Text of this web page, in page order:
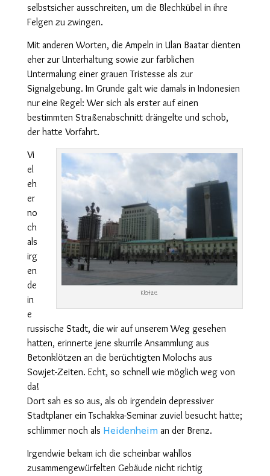
selbstsicher ausschreiten, um die Blechkübel in ihre
Felgen zu zwingen.
Mit anderen Worten, die Ampeln in Ulan Baatar dienten
eher zur Unterhaltung sowie zur farblichen
Untermalungeiner grauenTristesse als zur
Signalgebung. Im Grunde galtwie damals in Indonesien
nureine Regel: Wer sich als erster auf einen
bestimmten Straßenabschnitt drängelte und schob,
der hatte Vorfahrt.
Klötze
Vi
el
eh
er
no
ch
als
irg
en
de
in
e
russische Stadt, die wir auf unserem Weg gesehen
hatten, erinnerte jene skurrile Ansammlung aus
Betonklötzen an die berüchtigten Molochs aus
Sowjet-Zeiten. Echt, so schnell wie möglich weg von
da!
Dort sah es so aus, als ob irgendein depressiver
Stadtplaner ein Tschakka-Seminar zuviel besucht hatte;
schlimmer noch als Heidenheiman der Brenz.
Irgendwie bekam ich die scheinbar wahllos
zusammengewürfelten Gebäude nicht richtig